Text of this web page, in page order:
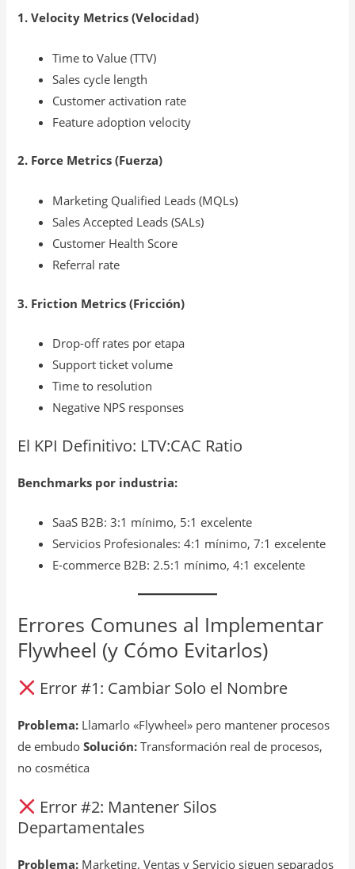
1. Velocity Metrics (Velocidad)
Time to Value (TTV)
Sales cycle length
Customer activation rate
Feature adoption velocity
2. Force Metrics (Fuerza)
Marketing Qualified Leads (MQLs)
Sales Accepted Leads (SALs)
Customer Health Score
Referral rate
3. Friction Metrics (Fricción)
Drop-off rates por etapa
Support ticket volume
Time to resolution
Negative NPS responses
El KPI Definitivo: LTV:CAC Ratio
Benchmarks por industria:
SaaS B2B: 3:1 mínimo, 5:1 excelente
Servicios Profesionales: 4:1 mínimo, 7:1 excelente
E-commerce B2B: 2.5:1 mínimo, 4:1 excelente
Errores Comunes al Implementar
Flywheel (y Cómo Evitarlos)
Error #1: Cambiar Solo el Nombre
Problema: Llamarlo «Flywheel» pero mantener procesos
de embudoSolución: Transformación real de procesos,
no cosmética
Error #2: Mantener Silos
Departamentales
Problema: Marketing, Ventas y Servicio siguen separados